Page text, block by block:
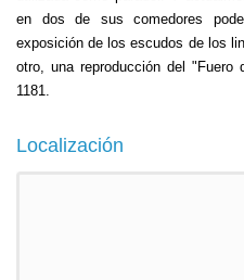
en dos de sus comedores
exposición de los escudos de los
otro, una reproducción del
1181.
Localización